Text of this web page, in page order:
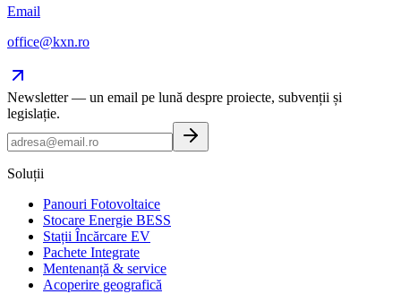
Email
office@kxn.ro
Newsletter — un email pe lună despre proiecte, subvenții și
legislație.
Soluții
Panouri Fotovoltaice
Stocare Energie BESS
Stații Încărcare EV
Pachete Integrate
Mentenanță & service
Acoperire geografică